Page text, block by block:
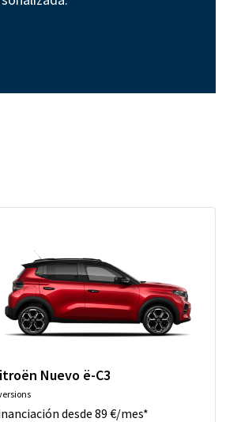
Nuevo ë-C3
desde 89 €/mes*